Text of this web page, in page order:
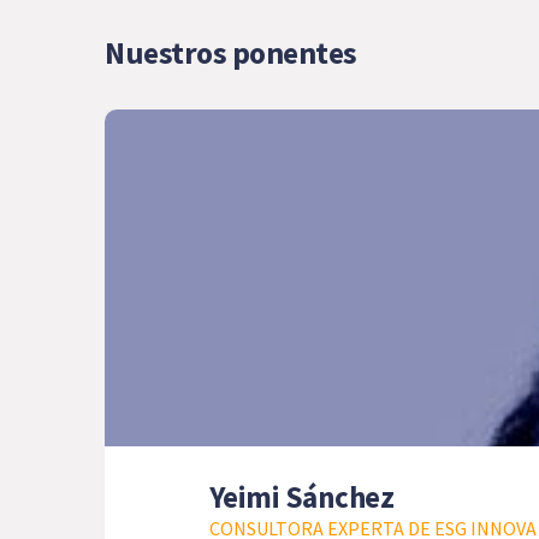
Nuestros ponentes
Yeimi Sánchez
CONSULTORA EXPERTA DE ESG